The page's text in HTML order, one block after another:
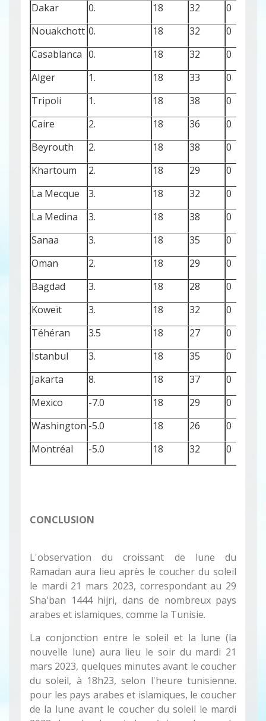
Dakar
0. 18 32
0
Nouakchott 0. 18 32
0
Casablanca 0. 18 32
0
Alger
1. 18 33
0
Tripoli
1. 18 38
0
Caire
2. 18 36
0
Beyrouth
2. 18 38
0
Khartoum
2. 18 29
0
La Mecque
3. 18 32
0
La Medina
3. 18 38
0
Sanaa
3. 18 35
0
Oman
2. 18 29
0
Bagdad
3. 18 28
0
Koweït
3. 18 32
0
Téhéran
3.5 18 27
0
Istanbul
3. 18 35
0
Jakarta
8. 18 37
0
Mexico
-7.0 18 29
0
Washington -5.0 18 26
0
Montréal
-5.0 18 32 0
CONCLUSION
L'observation du croissant de lune du
Ramadan aura lieu après le coucher du soleil
le mardi 21 mars 2023, correspondant au 29
Sha'ban 1444 hijri, dans de nombreux pays
arabes et islamiques, comme la Tunisie.
La conjonction entre le soleil et la lune (la
nouvelle lune) aura lieu le soir du mardi 21
mars 2023, quelques minutes avant le coucher
du soleil, à 18h23, selon l'heure tunisienne.
pour les pays arabes et islamiques, le coucher
de la lune avant le coucher du soleil le mardi